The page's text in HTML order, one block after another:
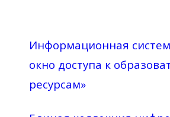
Информационная
окно доступа к
ресурсам»